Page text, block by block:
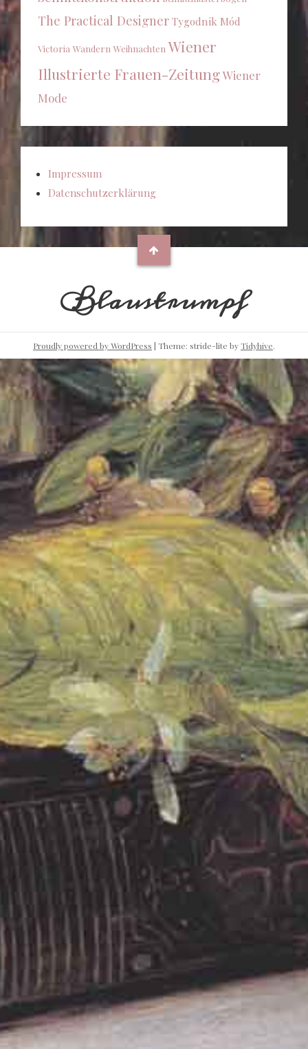
The Practical Designer Tygodnik Mód
Victoria Wandern Weihnachten Wiener
Illustrierte Frauen-ZeitungWiener
Mode
Impressum
Datenschutzerklärung
Blaustrumpf
Proudly powered by WordPress | Theme: stride-lite byTidyhive.